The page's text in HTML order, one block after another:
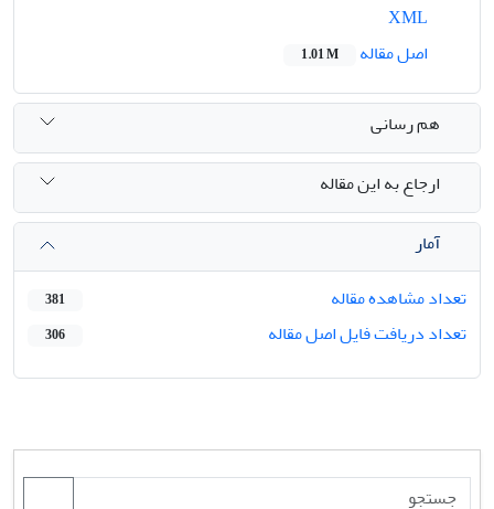
اصل مقاله
1.01 M
هم رسانی
ارجاع به این مقاله
آمار
تعداد مشاهده مقاله
381
تعداد دریافت فایل اصل مقاله 306